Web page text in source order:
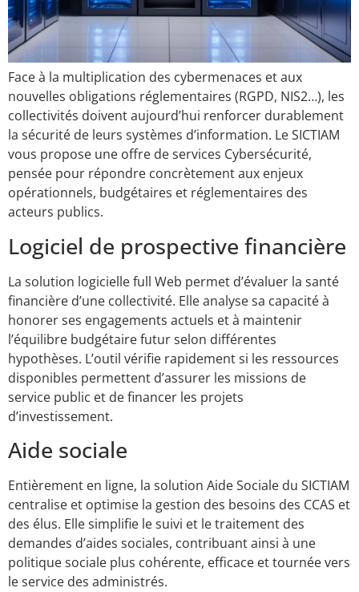
Face à la multiplication des cybermenaces et aux
nouvelles obligations réglementaires (RGPD, NIS2…), les
collectivités doivent aujourd’hui renforcer durablement
la sécurité de leurs systèmes d’information. Le SICTIAM
vous propose une offre de services Cybersécurité,
pensée pour répondre concrètement aux enjeux
opérationnels, budgétaires et réglementaires des
acteurs publics.
Logiciel de prospective financière
La solution logicielle full Web permet d’évaluer la santé
financière d’une collectivité. Elle analyse sa capacité à
honorer ses engagements actuels et à maintenir
l’équilibre budgétaire futur selon différentes
hypothèses. L’outil vérifie rapidement si les ressources
disponibles permettent d’assurer les missions de
service public et de financer les projets
d’investissement.
Aide sociale
Entièrement en ligne, la solution Aide Sociale du SICTIAM
centralise et optimise la gestion des besoins des CCAS et
des élus. Elle simplifie le suivi et le traitement des
demandes d’aides sociales, contribuant ainsi à une
politique sociale plus cohérente, efficace et tournée vers
le service des administrés.